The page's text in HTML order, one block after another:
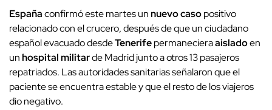
Españaconfirmó este martes unnuevo casopositivo
relacionado con el crucero, después de que un ciudadano
español evacuado desdeTenerifepermanecieraaisladoen
unhospital militarde Madrid junto a otros 13 pasajeros
repatriados. Las autoridades sanitarias señalaron que el
paciente se encuentra estable y que el resto de los viajeros
dio negativo.